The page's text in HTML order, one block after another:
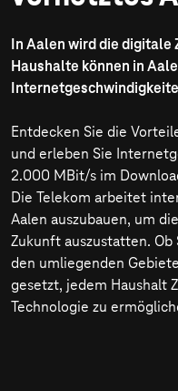
In Aalen wird die digitale
Haushalte können in
Entdecken Sie die
und erleben Sie
2.000 MBit/s im
Die Telekom arbeitet
Aalen auszubauen, um
Zukunft auszustatten.
den umliegenden
gesetzt, jedem Haushalt
Technologie zu